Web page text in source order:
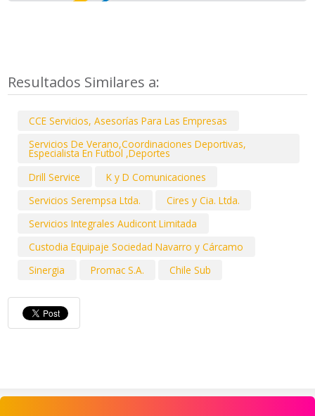
Resultados Similares a:
CCE Servicios, Asesorías Para Las Empresas
Servicios De Verano,Coordinaciones Deportivas,
Especialista En Futbol ,Deportes
Drill Service
K y D Comunicaciones
Servicios Serempsa Ltda.
Cires y Cia. Ltda.
Servicios Integrales Audicont Limitada
Custodia Equipaje Sociedad Navarro y Cárcamo
Sinergia
Promac S.A. Chile Sub